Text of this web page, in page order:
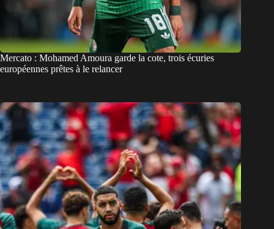
Mercato : Mohamed Amoura garde la cote, trois écuries
européennes prêtes à le relancer